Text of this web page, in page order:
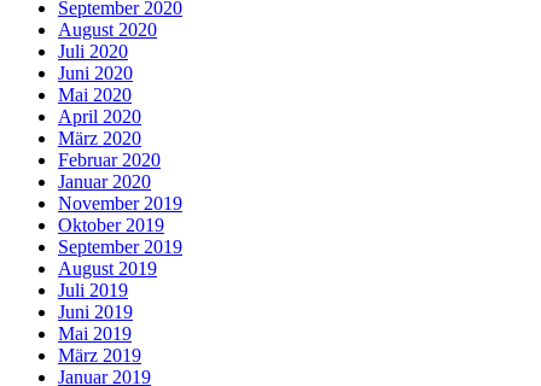
September 2020
August 2020
Juli 2020
Juni 2020
Mai 2020
April 2020
März 2020
Februar 2020
Januar 2020
November 2019
Oktober 2019
September 2019
August 2019
Juli 2019
Juni 2019
Mai 2019
März 2019
Januar 2019